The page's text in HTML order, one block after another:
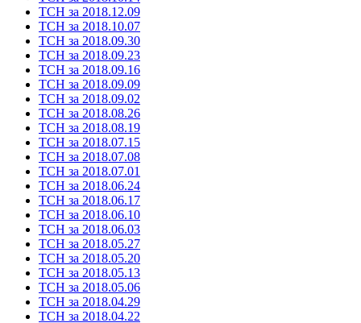
ТСН за 2018.12.09
ТСН за 2018.10.07
ТСН за 2018.09.30
ТСН за 2018.09.23
ТСН за 2018.09.16
ТСН за 2018.09.09
ТСН за 2018.09.02
ТСН за 2018.08.26
ТСН за 2018.08.19
ТСН за 2018.07.15
ТСН за 2018.07.08
ТСН за 2018.07.01
ТСН за 2018.06.24
ТСН за 2018.06.17
ТСН за 2018.06.10
ТСН за 2018.06.03
ТСН за 2018.05.27
ТСН за 2018.05.20
ТСН за 2018.05.13
ТСН за 2018.05.06
ТСН за 2018.04.29
ТСН за 2018.04.22